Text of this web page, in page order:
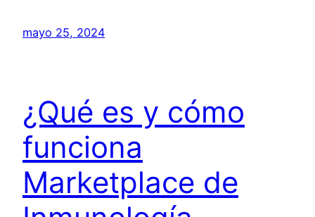
mayo 25, 2024
¿Qué es y cómo
funciona
Marketplace de